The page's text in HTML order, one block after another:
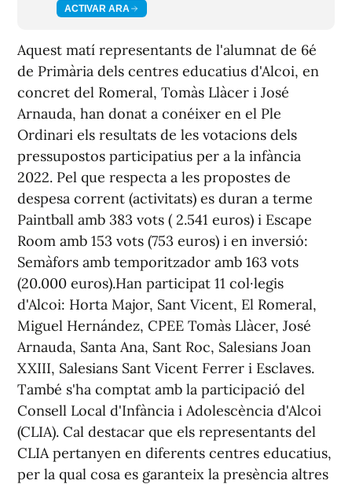
ACTIVAR ARA
Aquest matí representants de l'alumnat de 6é
de Primària dels centres educatius d'Alcoi, en
concret del Romeral, Tomàs Llàcer i José
Arnauda, han donat a conéixer en el Ple
Ordinari els resultats de les votacions dels
pressupostos participatius per a la infància
2022. Pel que respecta a les propostes de
despesa corrent (activitats) es duran a terme
Paintball amb 383 vots ( 2.541 euros) i Escape
Room amb 153 vots (753 euros) i en inversió:
Semàfors amb temporitzador amb 163 vots
(20.000 euros).Han participat 11 col·legis
d'Alcoi: Horta Major, Sant Vicent, El Romeral,
Miguel Hernández, CPEE Tomàs Llàcer, José
Arnauda, Santa Ana, Sant Roc, Salesians Joan
XXIII, Salesians Sant Vicent Ferrer i Esclaves.
També s'ha comptat amb la participació del
Consell Local d'Infància i Adolescència d'Alcoi
(CLIA). Cal destacar que els representants del
CLIA pertanyen en diferents centres educatius,
per la qual cosa es garanteix la presència altres